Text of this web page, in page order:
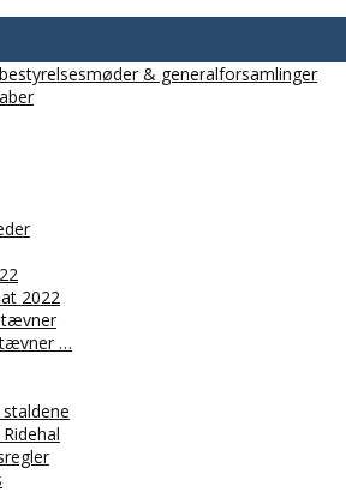
& generalforsamlinger
2022
…